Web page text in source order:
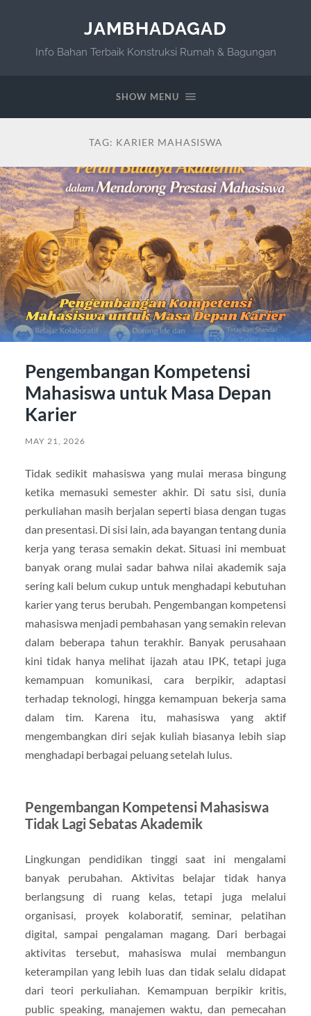
JAMBHADAGAD
Info Bahan Terbaik Konstruksi Rumah & Bagungan
SHOW MENU
TAG: KARIER MAHASISWA
Pengembangan Kompetensi
Mahasiswa untuk Masa Depan
Karier
MAY 21, 2026
Tidak sedikit mahasiswa yang mulai merasa bingung
ketika memasuki semester akhir. Di satu sisi, dunia
perkuliahan masih berjalan seperti biasa dengan tugas
dan presentasi. Di sisi lain, ada bayangan tentang dunia
kerja yang terasa semakin dekat. Situasi ini membuat
banyak orang mulai sadar bahwa nilai akademik saja
sering kali belum cukup untuk menghadapi kebutuhan
karier yang terus berubah. Pengembangan kompetensi
mahasiswa menjadi pembahasan yang semakin relevan
dalam beberapa tahun terakhir. Banyak perusahaan
kini tidak hanya melihat ijazah atau IPK, tetapi juga
kemampuan komunikasi, cara berpikir, adaptasi
terhadap teknologi, hingga kemampuan bekerja sama
dalam tim. Karena itu, mahasiswa yang aktif
mengembangkan diri sejak kuliah biasanya lebih siap
menghadapi berbagai peluang setelah lulus.
Pengembangan Kompetensi Mahasiswa
Tidak Lagi Sebatas Akademik
Lingkungan pendidikan tinggi saat ini mengalami
banyak perubahan. Aktivitas belajar tidak hanya
berlangsung di ruang kelas, tetapi juga melalui
organisasi, proyek kolaboratif, seminar, pelatihan
digital, sampai pengalaman magang. Dari berbagai
aktivitas tersebut, mahasiswa mulai membangun
keterampilan yang lebih luas dan tidak selalu didapat
dari teori perkuliahan. Kemampuan berpikir kritis,
public speaking, manajemen waktu, dan pemecahan